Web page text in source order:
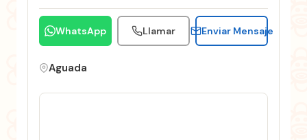
WhatsApp Llamar Enviar Mensaje
Aguada